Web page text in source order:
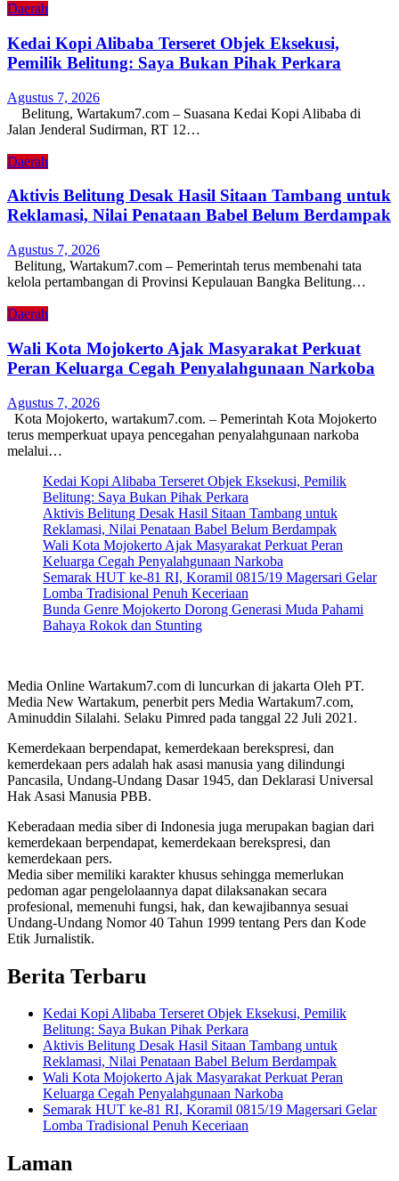
Daerah
Kedai Kopi Alibaba Terseret Objek Eksekusi,
Pemilik Belitung: Saya Bukan Pihak Perkara
Agustus 7, 2026
Belitung, Wartakum7.com – Suasana Kedai Kopi Alibaba di
Jalan Jenderal Sudirman, RT 12…
Daerah
Aktivis Belitung Desak Hasil Sitaan Tambang untuk
Reklamasi, Nilai Penataan Babel Belum Berdampak
Agustus 7, 2026
Belitung, Wartakum7.com – Pemerintah terus membenahi tata
kelola pertambangan di Provinsi Kepulauan Bangka Belitung…
Daerah
Wali Kota Mojokerto Ajak Masyarakat Perkuat
Peran Keluarga Cegah Penyalahgunaan Narkoba
Agustus 7, 2026
Kota Mojokerto, wartakum7.com. – Pemerintah Kota Mojokerto
terus memperkuat upaya pencegahan penyalahgunaan narkoba
melalui…
Kedai Kopi Alibaba Terseret Objek Eksekusi, Pemilik
Belitung: Saya Bukan Pihak Perkara
Aktivis Belitung Desak Hasil Sitaan Tambang untuk
Reklamasi, Nilai Penataan Babel Belum Berdampak
Wali Kota Mojokerto Ajak Masyarakat Perkuat Peran
Keluarga Cegah Penyalahgunaan Narkoba
Semarak HUT ke-81 RI, Koramil 0815/19 Magersari Gelar
Lomba Tradisional Penuh Keceriaan
Bunda Genre Mojokerto Dorong Generasi Muda Pahami
Bahaya Rokok dan Stunting
Media Online Wartakum7.com di luncurkan di jakarta Oleh PT.
Media New Wartakum, penerbit pers Media Wartakum7.com,
Aminuddin Silalahi. Selaku Pimred pada tanggal 22 Juli 2021.
Kemerdekaan berpendapat, kemerdekaan berekspresi, dan
kemerdekaan pers adalah hak asasi manusia yang dilindungi
Pancasila, Undang-Undang Dasar 1945, dan Deklarasi Universal
Hak Asasi Manusia PBB.
Keberadaan media siber di Indonesia juga merupakan bagian dari
kemerdekaan berpendapat, kemerdekaan berekspresi, dan
kemerdekaan pers.
Media siber memiliki karakter khusus sehingga memerlukan
pedoman agar pengelolaannya dapat dilaksanakan secara
profesional, memenuhi fungsi, hak, dan kewajibannya sesuai
Undang-Undang Nomor 40 Tahun 1999 tentang Pers dan Kode
Etik Jurnalistik.
Berita Terbaru
Kedai Kopi Alibaba Terseret Objek Eksekusi, Pemilik
Belitung: Saya Bukan Pihak Perkara
Aktivis Belitung Desak Hasil Sitaan Tambang untuk
Reklamasi, Nilai Penataan Babel Belum Berdampak
Wali Kota Mojokerto Ajak Masyarakat Perkuat Peran
Keluarga Cegah Penyalahgunaan Narkoba
Semarak HUT ke-81 RI, Koramil 0815/19 Magersari Gelar
Lomba Tradisional Penuh Keceriaan
Laman